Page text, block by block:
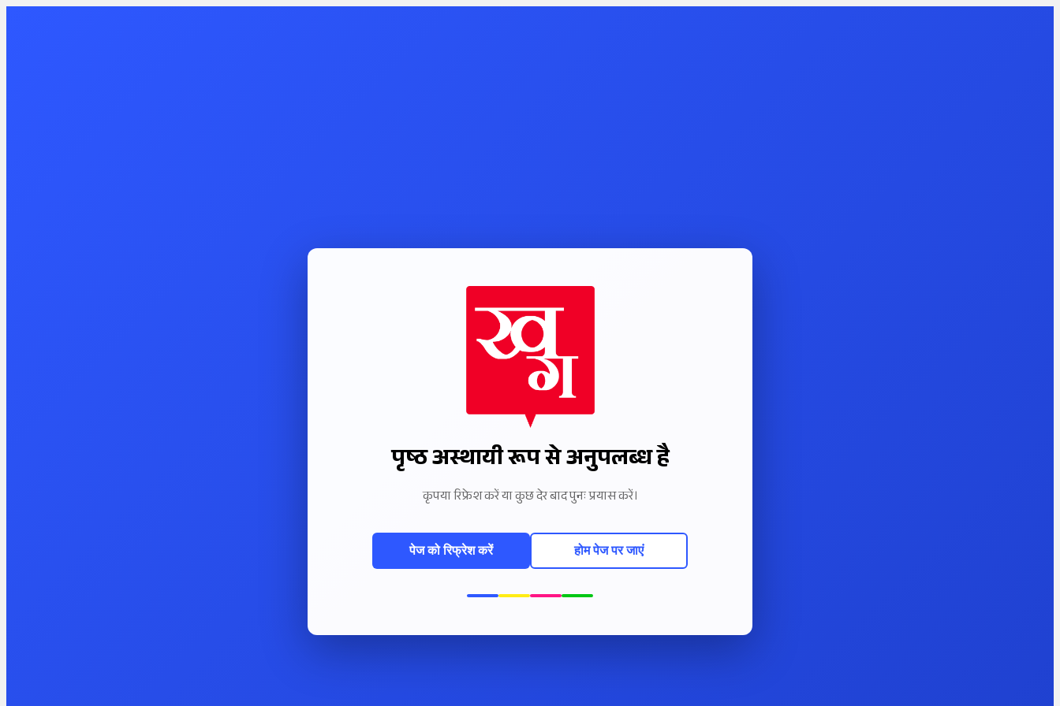
पृष्ठ अस्थायी रूप से अनुपलब्ध है
कृपया रिफ्रेश करें या कुछ देर बाद पुनः प्रयास करें।
पेज को रिफ्रेश करें होम पेज पर जाएं